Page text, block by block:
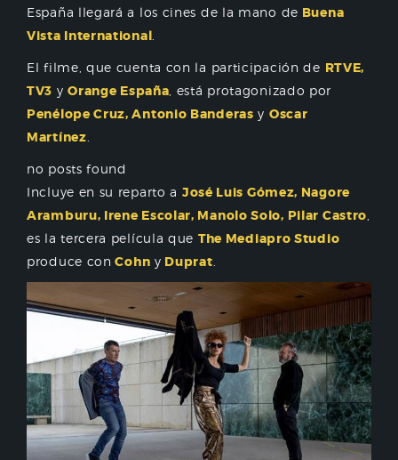
España llegará a los cines de la mano de Buena
Vista International
El filme, que cuenta con la participación de RTVE,
TV3 yOrange España , está protagonizado por
Penélope Cruz, Antonio Banderas y Oscar
Martínez
no posts found
Incluye en su reparto a José Luis Gómez, Nagore
Aramburu, Irene Escolar, Manolo Solo, Pilar Castro
es la tercera película que The Mediapro Studio
produce con Cohn y Duprat